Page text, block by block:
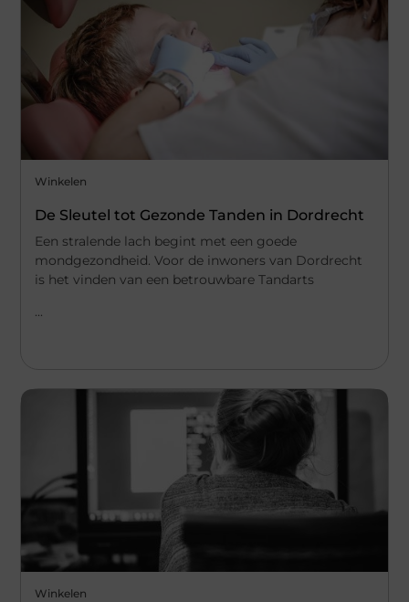
Winkelen
De Sleutel tot Gezonde Tanden in Dordrecht
Een stralende lach begint met een goede
mondgezondheid. Voor de inwoners van Dordrecht
is het vinden van een betrouwbare Tandarts
...
Winkelen